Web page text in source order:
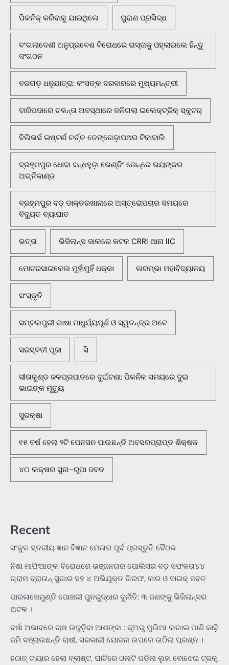
ପିକନିକ୍‌ କରିବାକୁ ଯାଇଥିଲେ ପୁରାଣ ପ୍ରସିଦ୍ଧ
ବଂଗଲାଦେଶୀ ଅନୁପ୍ରବେଶ ବିରୋଧରେ ରାସ୍ତାକୁ ଓହ୍ଲାଇଲେ ହିନ୍ଦୁ
ସଂଗଠନ
ବରଗଡ଼ ଧନୁଯାତ୍ରା: କଂସଙ୍କ ଦରବାରରେ ମୁଖ୍ୟମନ୍ତ୍ରୀ
ବାରିପଦାରେ ଚଳନ୍ତା ଅବସ୍ଥାରେ ଜଳିଗଲା ଇଲେକ୍ଟ୍ରିକ୍ ସ୍କୁଟର୍
ବିଲିଭର୍ସ ଇଷ୍ଟର୍ଣ ଚର୍ଚ୍ଚ ତେଙ୍ଗେଡ଼ାପଥର ଟିକାବାଲି
ବ୍ରହ୍ମପୁର ଧୋବା ବନ୍ଧହୁଡ଼ା ଭେଣ୍ଡିଂ ଜୋନ୍‌ରେ ଭୟଙ୍କର
ଅଗ୍ନିକାଣ୍ଡ
ବ୍ରହ୍ମପୁର ବଡ଼ ଡାକ୍ତରଖାନାରେ ଅସ୍ତ୍ରୋପଚାର ସମୟରେ
ବିଦ୍ୟୁତ ବ୍ୟାଘାତ
ଭତ୍ତା ଭିଜିଲାନ୍ସ ଜାଲରେ କଟକ CRRI ଥାନା IIC
ମୋଟରସାଇକେଲ ମୁହାଁମୁହିଁ ଧକ୍କା ଲରମ୍ଭା ମହାବିଦ୍ୟାଳୟ
ସଂସ୍କୃତି
ସମ୍ବଲପୁରୀ ଭାଷା ମାଧୁର୍ଯ୍ୟପୂର୍ଣ ଓ ସ୍ୱତନ୍ତ୍ର ଅଟେ
ସରସ୍ବତୀ ପୂଜା ସି
ସୀତାକୁଣ୍ଡ ଜଳପ୍ରପାତରେ ଦୁର୍ଘଟଣା: ପିକନିକ ସମୟରେ ଦୁଇ
ଭାଇଙ୍କ ମୃତ୍ୟୁ
ସୁରକ୍ଷା
୧୫ ବର୍ଷ ହେଲା ୨ଟି ପେନସନ ପାଉଛନ୍ତି ଅବସରପ୍ରାପ୍ତ ଶିକ୍ଷକ
୪୦ ଲକ୍ଷର ସୁନା–ରୁପା ଜବତ
Recent
ସଂକୁଳ ସ୍ତରୀୟ ଜ୍ଞାନ ବିଜ୍ଞାନ ମେଳାର ପୂର୍ବ ପ୍ରସ୍ତୁତି ବୈଠକ
ନିଶା ମାଫିଆଙ୍କ ବିରୋଧରେ ଭଞ୍ଜନଗର ପୋଲିସର ବଡ଼ ସଫଳତା୪୪
ଗ୍ରାମ ବ୍ରାଉନ୍ ସୁଗାର ସହ ୪ ଅଭିଯୁକ୍ତ ଗିରଫ, କାର ଓ ବାଇକ୍ ଜବତ
ପାରଳାଖେମୁଣ୍ଡି ପୋଖରୀ ପୁନରୁଦ୍ଧାର ଦୁର୍ନୀତି: ୩ ଜଣଙ୍କୁ ଭିଜିଲାନ୍ସର
ଅଟକ ।
ବର୍ଷା ଅଭାବରେ ଚାଷ ଉଜୁଡ଼ିବା ଆଶଙ୍କା : କୂଅରୁ ମୁଲିଆ ଲଗାଇ ପାଣି କାଢ଼ି
ଜମି ବଞ୍ଚାଉଛନ୍ତି ଚାଷୀ, ସରକାରୀ ଯୋଜନା ଉପରେ ଉଠିଲା ପ୍ରଶ୍ନ ।
ହଠାତ୍‌ ଟାୟାର ହେଲା ବ୍ଲାଷ୍ଟ, ଘାଟିରେ ଓଲଟି ପଡିଲା ଲୁହା ବୋଝେଇ ଟ୍ରକ୍‌,